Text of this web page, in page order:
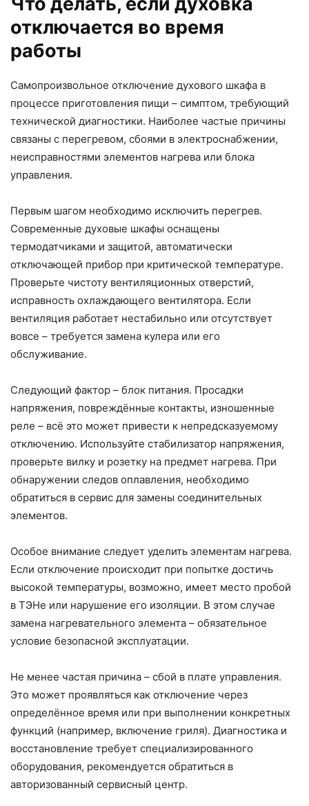
отключается во время
работы
Самопроизвольное отключение духового шкафа в
процессе приготовления пищи – симптом, требующий
технической диагностики. Наиболее частые причины
связаны с перегревом, сбоями в электроснабжении,
неисправностями элементов нагрева или блока
управления.
Первым шагом необходимо исключить перегрев.
Современные духовые шкафы оснащены
термодатчиками и защитой, автоматически
отключающей прибор при критической температуре.
Проверьте чистоту вентиляционных отверстий,
исправность охлаждающего вентилятора. Если
вентиляция работает нестабильно или отсутствует
вовсе – требуется замена кулера или его
обслуживание.
Следующий фактор – блок питания. Просадки
напряжения, повреждённые контакты, изношенные
реле – всё это может привести к непредсказуемому
отключению. Используйте стабилизатор напряжения,
проверьте вилку и розетку на предмет нагрева. При
обнаружении следов оплавления, необходимо
обратиться в сервис для замены соединительных
элементов.
Особое внимание следует уделить элементам нагрева.
Если отключение происходит при попытке достичь
высокой температуры, возможно, имеет место пробой
в ТЭНе или нарушение его изоляции. В этом случае
замена нагревательного элемента – обязательное
условие безопасной эксплуатации.
Не менее частая причина – сбой в плате управления.
Это может проявляться как отключение через
определённое время или при выполнении конкретных
функций (например, включение гриля). Диагностика и
восстановление требует специализированного
оборудования, рекомендуется обратиться в
авторизованный сервисный центр.